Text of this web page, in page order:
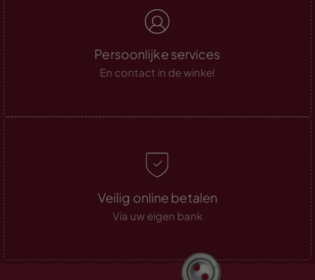
Persoonlijke services
En contact in de winkel
Veilig online betalen
Via uw eigen bank